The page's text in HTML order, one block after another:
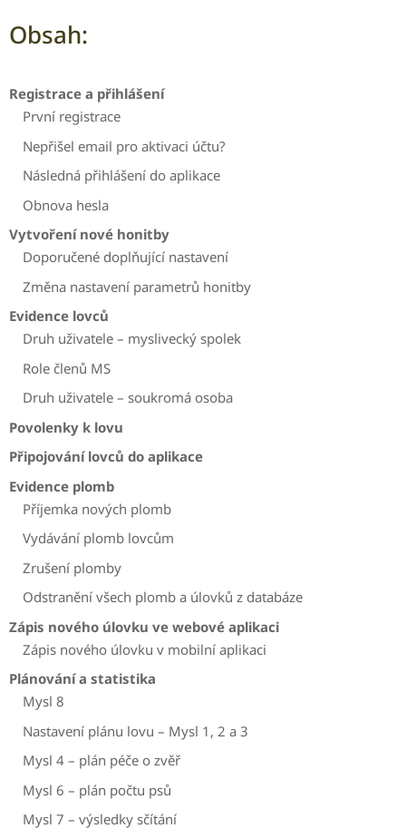
Obsah:
Registrace a přihlášení
První registrace
Nepřišel email pro aktivaci účtu?
Následná přihlášení do aplikace
Obnova hesla
Vytvoření nové honitby
Doporučené doplňující nastavení
Změna nastavení parametrů honitby
Evidence lovců
Druh uživatele – myslivecký spolek
Role členů MS
Druh uživatele – soukromá osoba
Povolenky k lovu
Připojování lovců do aplikace
Evidence plomb
Příjemka nových plomb
Vydávání plomb lovcům
Zrušení plomby
Odstranění všech plomb a úlovků z databáze
Zápis nového úlovku ve webové aplikaci
Zápis nového úlovku v mobilní aplikaci
Plánování a statistika
Mysl 8
Nastavení plánu lovu – Mysl 1, 2 a 3
Mysl 4 – plán péče o zvěř
Mysl 6 – plán počtu psů
Mysl 7 – výsledky sčítání